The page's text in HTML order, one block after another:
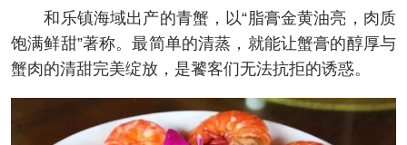
和乐镇海域出产的青蟹，以“脂膏金黄油亮，肉质
饱满鲜甜”著称。最简单的清蒸，就能让蟹膏的醇厚与
蟹肉的清甜完美绽放，是饕客们无法抗拒的诱惑。